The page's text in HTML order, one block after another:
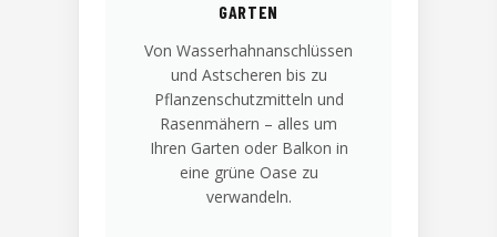
GARTEN
Von Wasserhahnanschlüssen
und Astscheren bis zu
Pflanzenschutzmitteln und
Rasenmähern – alles um
Ihren Garten oder Balkon in
eine grüne Oase zu
verwandeln.